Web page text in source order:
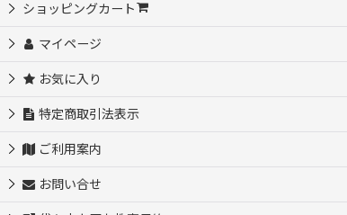
ショッピングカート
マイページ
お気に入り
特定商取引法表示
ご利用案内
お問い合せ